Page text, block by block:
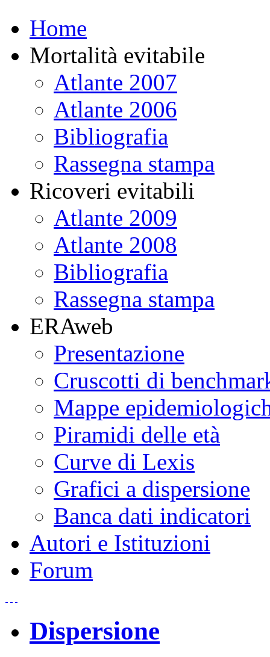
Home
Mortalità evitabile
Atlante 2007
Atlante 2006
Bibliografia
Rassegna stampa
Ricoveri evitabili
Atlante 2009
Atlante 2008
Bibliografia
Rassegna stampa
ERAweb
Presentazione
Cruscotti di
Mappe
Piramidi delle età
Curve di Lexis
Grafici a dispersione
Banca dati indicatori
Autori e Istituzioni
Forum
Dispersione